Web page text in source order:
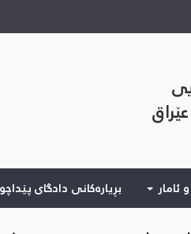
ئامار بڕیارەکانی دادگای